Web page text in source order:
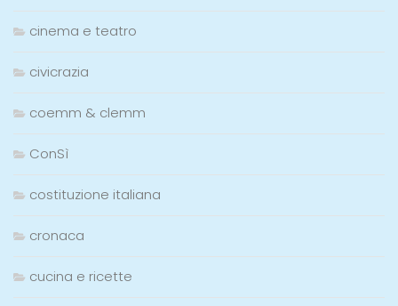
cinema e teatro
civicrazia
coemm & clemm
ConSì
costituzione italiana
cronaca
cucina e ricette